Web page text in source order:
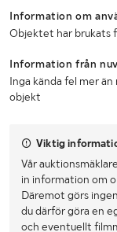
Information om
Objektet har brukats
Information från
Inga kända fel mer
objekt
Viktig
Vår
in information om
Däremot görs
du därför göra en
och eventuellt